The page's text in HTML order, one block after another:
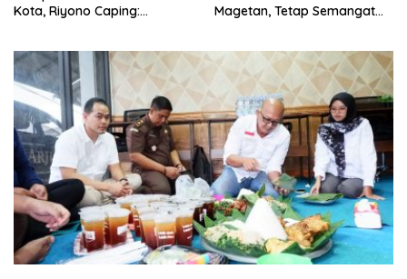
Kota, Riyono Caping:
Magetan, Tetap Semangat